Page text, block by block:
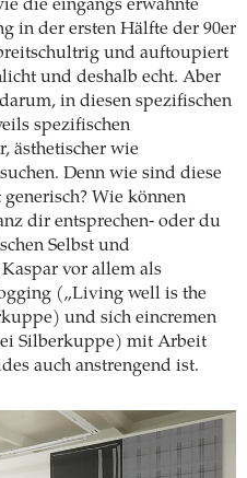
die eingangs erwähnte
in der ersten Hälfte der 90er
und auftoupiert
und deshalb echt. Aber
in diesen spezifischen
spezifischen
ästhetischer wie
Denn wie sind diese
Wie können
dir entsprechen- oder du
Selbst und
vor allem als
(„Living well is the
und sich eincremen
Silberkuppe) mit Arbeit
auch anstrengend ist.